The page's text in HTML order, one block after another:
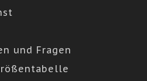
und Fragen